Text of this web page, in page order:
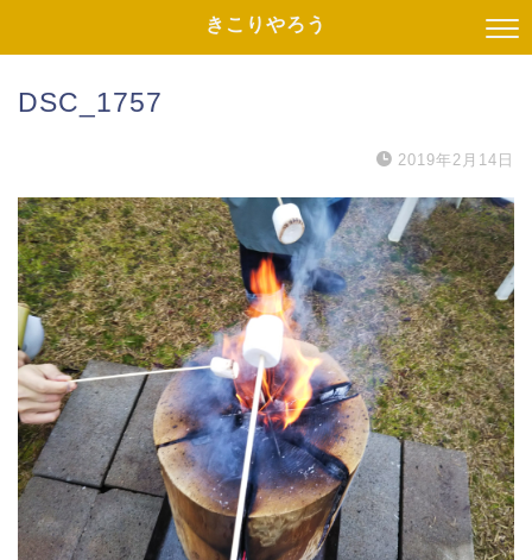
きこりやろう
DSC_1757
2019年2月14日